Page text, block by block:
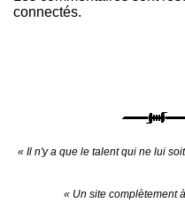
connectés.
« Il n'y a que le talent qui ne lui
« Un site complètement